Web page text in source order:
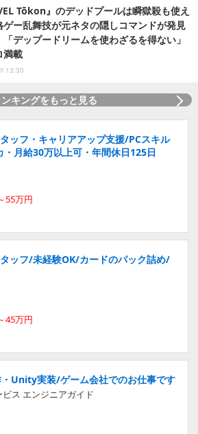
Tōkon』のデッドプールは瞬獄殺も使え
ゲー乱舞技が元ネタの隠しコマンドが発見
「デップードリームを使わざるを得ない」
満載
13:30
キングをもっと見る
ッフ・キャリアアップ支援/PCスキル
月給30万以上可・年間休日125日
55万円
ッフ/未経験OK/カードのパック詰め/
45万円
Unity実装/ゲーム会社でのお仕事です
ス エンジニアガイド